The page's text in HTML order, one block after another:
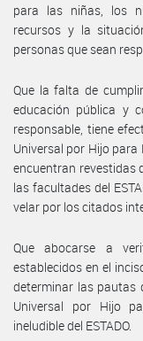
para las niñas, los
recursos y la
personas que sean
Que la falta de
educación pública y
responsable, tiene
Universal por Hijo
encuentran revestidas
las facultades del
velar por los citados
Que abocarse a
establecidos en el
determinar las pautas
Universal por Hijo
ineludible del ESTADO.